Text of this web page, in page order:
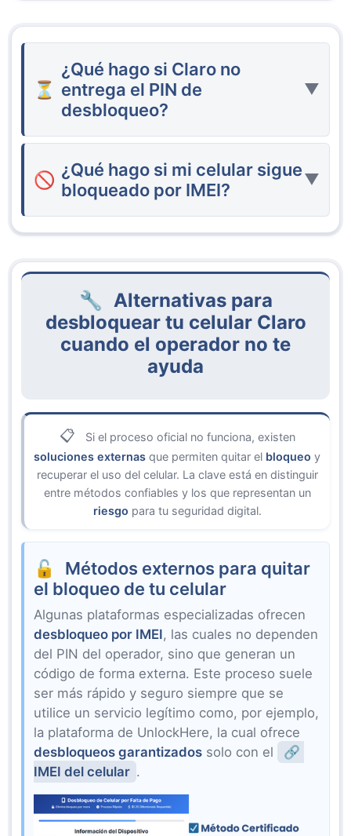
¿Qué hago si Claro no
entrega el PIN de
desbloqueo?
▼
En algunos casos,Clarotarda semanas en
PIN hasta que se cumplan todas las
condiciones exigidas. Esta demora deja al
usuario atrapado con un celular bloqueado sin
opciones inmediatas, lo cual es un problema
ponerse al día con su cuota de forma
inmediata.
¿Qué hago si mi celular sigue
bloqueado por IMEI?
▼
Incluso después de obtener elPIN, hay
teléfonos que permanecen bloqueados por
de bloqueo es más complejo y requiere otros
métodos de desbloqueo, ya que no depende
solo de un código.
Alternativas para
desbloquear tu celular Claro
cuando el operador no te
ayuda
Si el proceso oficial no funciona, existen
soluciones externas que permiten quitar el bloqueo y
recuperar el uso del celular. La clave está en distinguir
entre métodos confiables y los que representan un
riesgo para tu seguridad digital.
Métodos externos para quitar
el bloqueo de tu celular
Algunas plataformas especializadas ofrecen
desbloqueo por IMEI, las cuales no dependen
del PIN del operador, sino que generan un
código de forma externa. Este proceso suele
ser más rápido y seguro siempre que se
utilice un servicio legítimo como, por ejemplo,
la plataforma de UnlockHere, la cual ofrece
desbloqueos garantizados solo con el
IMEI del celular .